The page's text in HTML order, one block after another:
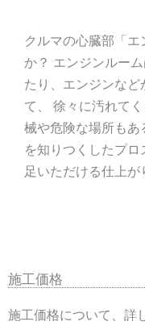
クルマの心臓部「
か？ エンジンルー
たり、エンジンな
て、 徐々に汚れて
械や危険な場所も
を知りつくしたプ
足いただける仕上が
施工価格
施工価格について、詳